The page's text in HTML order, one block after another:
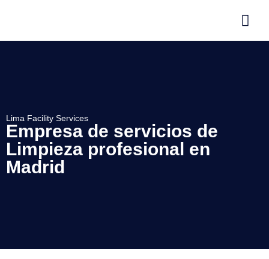
Lima Facility Services
Empresa de servicios de
Limpieza profesional en
Madrid